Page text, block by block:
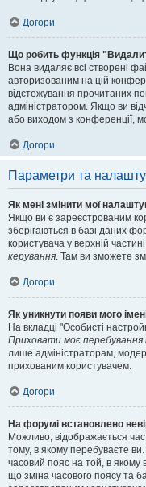
Догори
Що робить функція
Вона видаляє всі створені
авторизованим на цій
відстежування прочитаних
адміністратором. Якщо ви
або виходом з конференції,
Догори
Параметри та
Як мені змінити мої
Якщо ви є зареєстрованим
зберігаються в базі даних
користувача у верхній
керування. Там ви зможете
Догори
Як уникнути появи мого
На вкладці "Особисті
Приховати моє перебування
лише адміністраторам,
прихованим користувачем.
Догори
На форумі встановлено
Можливо, відображається
тому, в якому перебуваєте
часовий пояс на той, в якому
що зміна часового поясу та